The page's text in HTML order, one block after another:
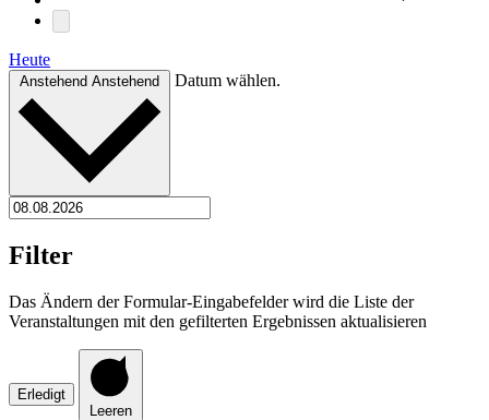
Heute
Anstehend Anstehend Datum wählen.
Filter
Das Ändern der Formular-Eingabefelder wird die Liste der
Veranstaltungen mit den gefilterten Ergebnissen aktualisieren
Erledigt
Leeren